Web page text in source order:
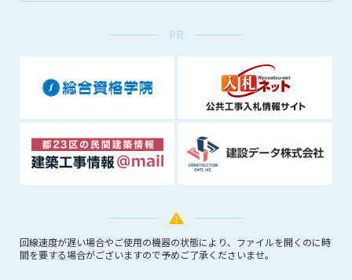
PR
回線速度が遅い場合やご使用の機器の状態により、ファイルを開くのに時
間を要する場合がございますので予めご了承くださいませ。
を、営利を目的として第三者に転売し、または転売のため
第7条（登録内容の削除）
管理者は、会員が登録した内容が以下に該当する、またはその
恐れのあるものは、会員の承諾なく削除できるものとします。
(1) 登録されている情報が、第6条の定める禁止事項に該当する
と管理者が、判断した場合
(2) 建設資料館の運営および保守管理上、必要と判断した場合
(3) 広告掲載料金の支払が遅延した場合
第8条（サービスの変更・中止等）
管理者は、会員の承諾なく、本サービス内容の変更(新規追加、